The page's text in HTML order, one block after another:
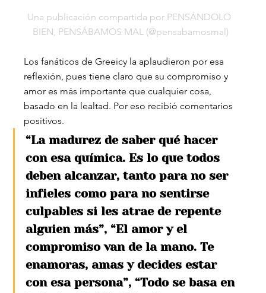
Una publicación compartida por PENSÁNDOLO
BIEN, PENSÁBAMOS MAL (@pensabamosmal)
Los fanáticos de Greeicy la aplaudieron por esa
reflexión, pues tiene claro que su compromiso y
amor es más importante que cualquier cosa,
basado en la lealtad. Por eso recibió comentarios
positivos.
“La madurez de saber qué hacer
con esa química. Es lo que todos
deben alcanzar, tanto para no ser
infieles como para no sentirse
culpables si les atrae de repente
alguien más”, “El amor y el
compromiso van de la mano. Te
enamoras, amas y decides estar
con esa persona”, “Todo se basa en